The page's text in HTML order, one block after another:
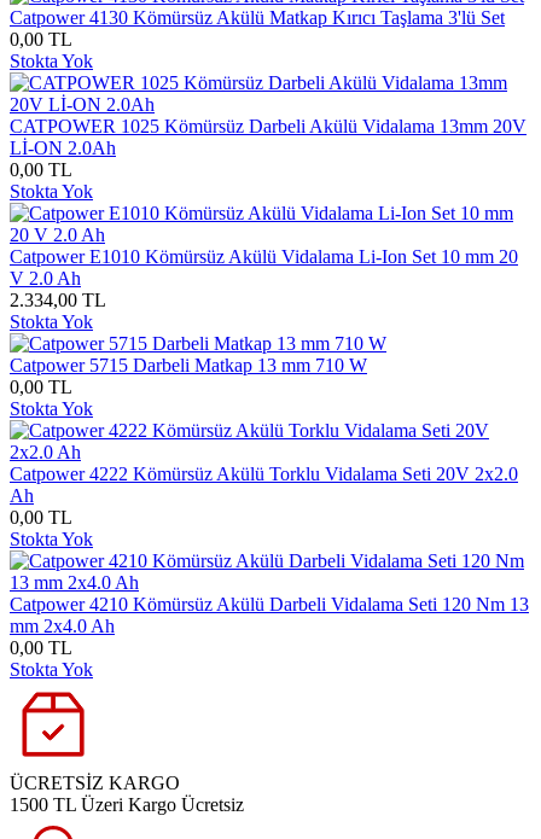
Catpower 4130 Kömürsüz Akülü Matkap Kırıcı Taşlama 3'lü Set
0,00 TL
Stokta Yok
CATPOWER 1025 Kömürsüz Darbeli Akülü Vidalama 13mm 20V
Lİ-ON 2.0Ah
0,00 TL
Stokta Yok
Catpower E1010 Kömürsüz Akülü Vidalama Li-Ion Set 10 mm 20
V 2.0 Ah
2.334,00 TL
Stokta Yok
Catpower 5715 Darbeli Matkap 13 mm 710 W
0,00 TL
Stokta Yok
Catpower 4222 Kömürsüz Akülü Torklu Vidalama Seti 20V 2x2.0
Ah
0,00 TL
Stokta Yok
Catpower 4210 Kömürsüz Akülü Darbeli Vidalama Seti 120 Nm 13
mm 2x4.0 Ah
0,00 TL
Stokta Yok
ÜCRETSİZ KARGO
1500 TL Üzeri Kargo Ücretsiz